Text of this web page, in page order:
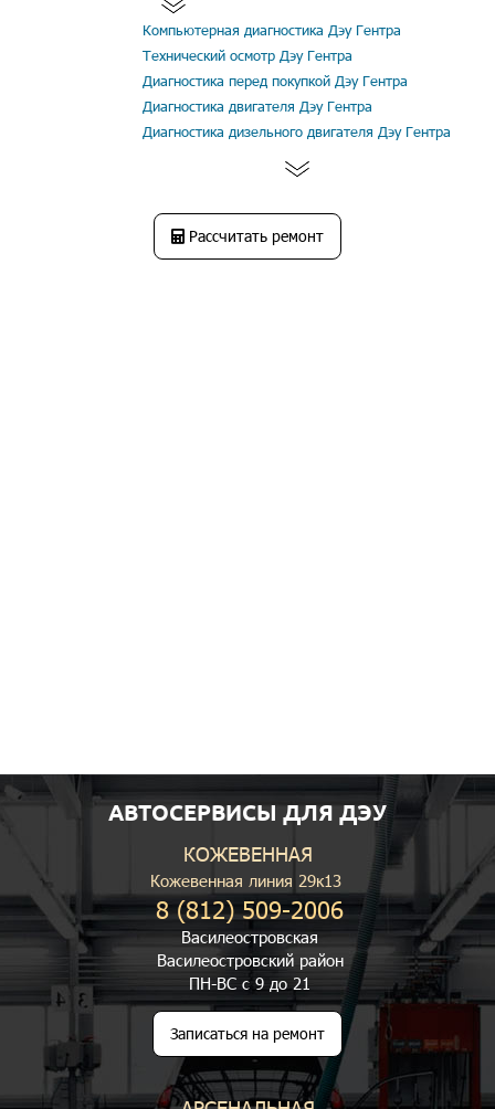
Компьютерная диагностика Дэу Гентра
Технический осмотр Дэу Гентра
Диагностика перед покупкой Дэу Гентра
Диагностика двигателя Дэу Гентра
Диагностика дизельного двигателя Дэу Гентра
Рассчитать ремонт
АВТОСЕРВИСЫ ДЛЯ ДЭУ
КОЖЕВЕННАЯ
Кожевенная линия 29к13
8 (812) 509-2006
Василеостровская
Василеостровский район
ПН-ВС с 9 до 21
Записаться на ремонт